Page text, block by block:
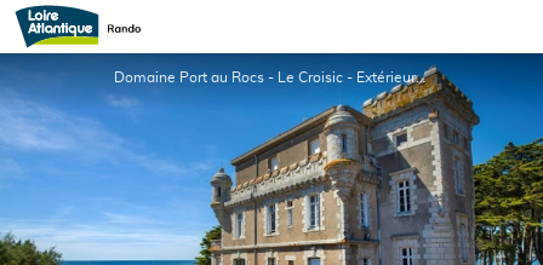
Domaine Port au Rocs - Le Croisic - Extérieur_1 - DR